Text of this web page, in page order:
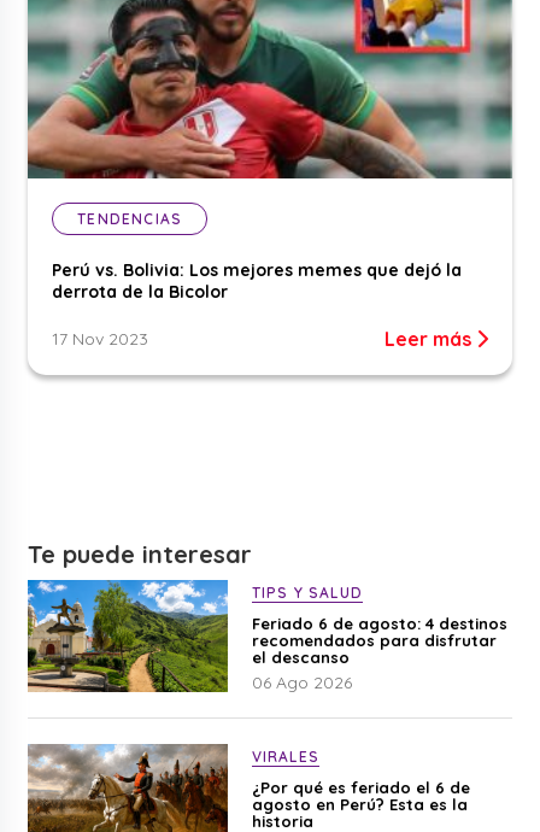
TENDENCIAS
Perú vs. Bolivia: Los mejores memes que dejó la
derrota de la Bicolor
17 Nov 2023 Leer más
Te puede interesar
TIPS Y SALUD
Feriado 6 de agosto: 4 destinos
recomendados para disfrutar
el descanso
06 Ago 2026
VIRALES
¿Por qué es feriado el 6 de
agosto en Perú? Esta es la
historia